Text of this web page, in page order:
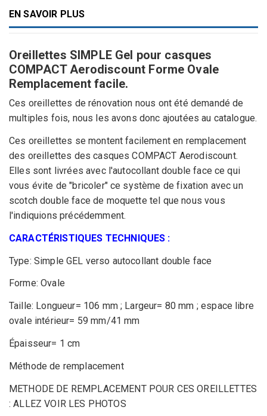
EN SAVOIR PLUS
Oreillettes SIMPLE Gel pour casques
COMPACT Aerodiscount Forme Ovale
Remplacement facile.
Ces oreillettes de rénovation nous ont été demandé de
multiples fois, nous les avons donc ajoutées au catalogue.
Ces oreillettes se montent facilement en remplacement
des oreillettes des casques COMPACT Aerodiscount.
Elles sont livrées avec l'autocollant double face ce qui
vous évite de "bricoler" ce système de fixation avec un
scotch double face de moquette tel que nous vous
l'indiquions précédemment.
CARACTÉRISTIQUES TECHNIQUES :
Type: Simple GEL verso autocollant double face
Forme: Ovale
Taille: Longueur= 106 mm ; Largeur= 80 mm ; espace libre
ovale intérieur= 59 mm/41 mm
Épaisseur= 1 cm
Méthode de remplacement
METHODE DE REMPLACEMENT POUR CES OREILLETTES
: ALLEZ VOIR LES PHOTOS